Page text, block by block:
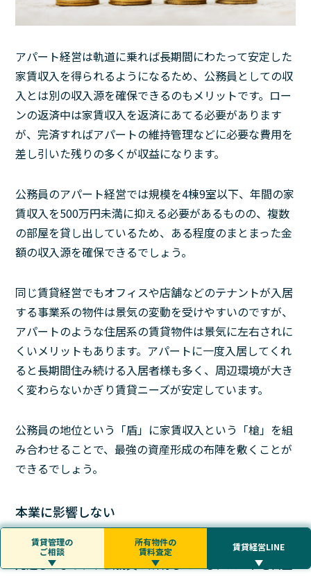
アパート経営は軌道に乗れば長期間にわたって安定した
家賃収入を得られるようになるため、公務員としての収
入とは別の収入源を確保できるのもメリットです。ロー
ンの返済中は家賃収入を返済にあてる必要があります
が、完済すればアパートの維持管理などに必要な費用を
差し引いた残りの多くが収益になります。
公務員のアパート経営では規模を4棟9室以下、年間の家
賃収入を500万円未満に抑える必要があるものの、複数
の部屋を貸し出しているため、ある程度のまとまった金
額の収入源を確保できるでしょう。
同じ賃貸経営でもオフィスや店舗などのテナントが入居
する事業系の物件は景気の変動を受けやすいのですが、
アパートのような住居系の賃貸物件は景気に左右されに
くいメリットもあります。アパートに一度入居してくれ
ると長期間住み続ける入居者様も多く、周辺環境が大き
く変わらないかぎり賃貸ニーズが安定しています。
公務員の地位という「盾」に家賃収入という「槍」を組
み合わせることで、最強の資産形成の布陣を敷くことが
できるでしょう。
本業に影響しない
先述したように、公務員が所有しているアパートを自主
賃貸管理の
ご相談
所有物件の
賃料査定
賃貸経営LINE